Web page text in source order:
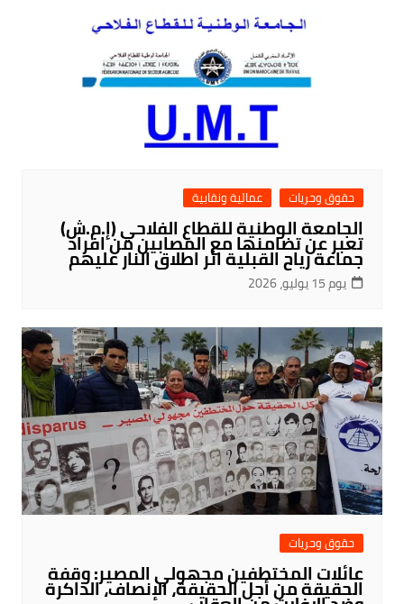
حقوق وحريات عمالية ونقابية
الجامعة الوطنية للقطاع الفلاحي (إ.م.ش)
تعبر عن تضامنها مع المصابين من افراد
جماعة رياح القبلية اثر اطلاق النار عليهم
يوم 15 يوليو، 2026
حقوق وحريات
عائلات المختطفين مجهولي المصير: وقفة
الحقيقة من أجل الحقيقة، الإنصاف، الذاكرة